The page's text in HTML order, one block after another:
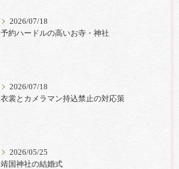
2026/07/18
予約ハードルの高いお寺・神社
2026/07/18
衣裳とカメラマン持込禁止の対応策
2026/05/25
靖国神社の結婚式